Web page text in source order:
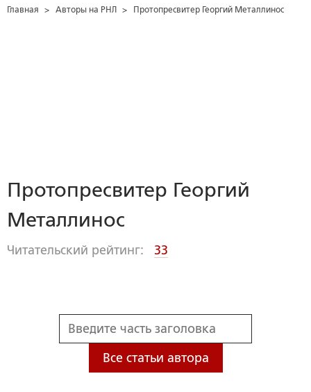
Главная > Авторы на РНЛ > Протопресвитер Георгий Металлинос
Протопресвитер Георгий
Металлинос
Читательский рейтинг: 33
Все статьи автора